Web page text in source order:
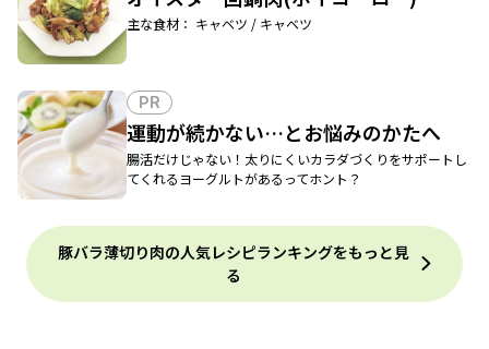
主な食材： キャベツ / キャベツ
PR
運動が続かない…とお悩みのかたへ
腸活だけじゃない！太りにくいカラダづくりをサポートし
てくれるヨーグルトがあるってホント？
豚バラ薄切り肉の人気レシピランキングをもっと見
る